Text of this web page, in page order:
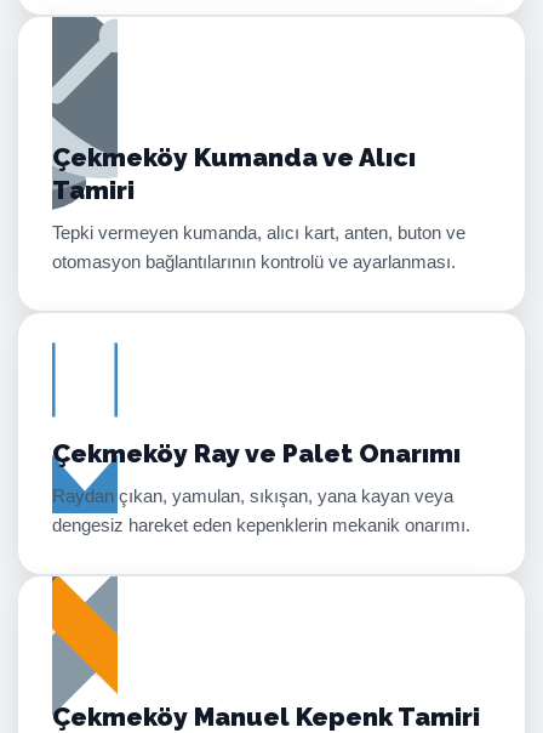
Çekmeköy Kumanda ve Alıcı
Tamiri
Tepki vermeyen kumanda, alıcı kart, anten, buton ve
otomasyon bağlantılarının kontrolü ve ayarlanması.
Çekmeköy Ray ve Palet Onarımı
Raydan çıkan, yamulan, sıkışan, yana kayan veya
dengesiz hareket eden kepenklerin mekanik onarımı.
Çekmeköy Manuel Kepenk Tamiri